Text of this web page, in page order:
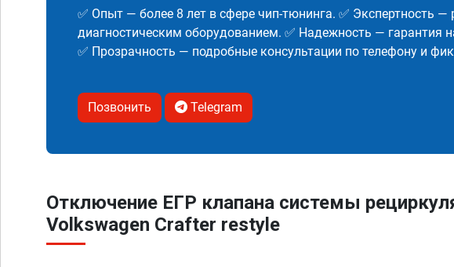
✅ Опыт — более 8 лет в сфере чип-тюнинга. ✅ Экспертность
диагностическим оборудованием. ✅ Надежность — гарантия
✅ Прозрачность — подробные консультации по телефону и
Позвонить Telegram
Отключение ЕГР клапана системы
Volkswagen Crafter restyle